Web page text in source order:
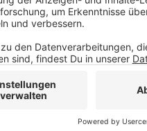
Thorsten
Abenteuer